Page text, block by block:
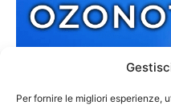
Per fornire le migliori esperienze,